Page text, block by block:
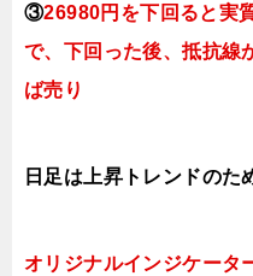
③26980円を下回ると実
で、下回った後、抵抗線
ば売り
日足は上昇トレンドのた
オリジナルインジケータ